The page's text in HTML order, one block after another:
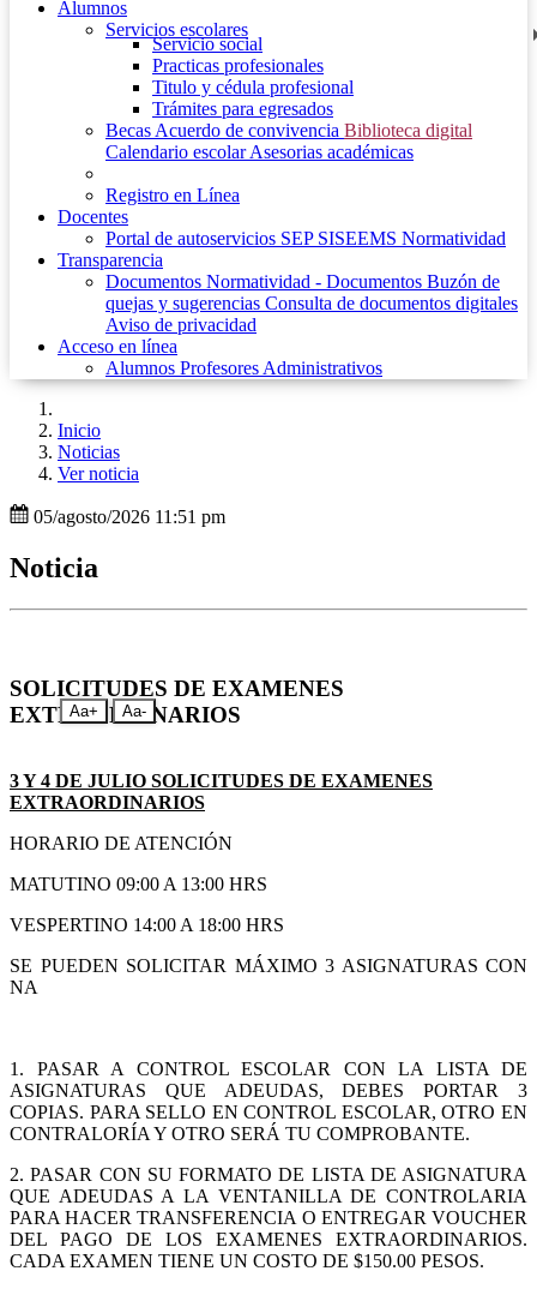
Alumnos
Servicios escolares
Servicio social
Practicas profesionales
Titulo y cédula profesional
Trámites para egresados
BecasAcuerdo de convivencia Biblioteca digital
Calendario escolarAsesorias académicas
Registro en Línea
Docentes
Portal de autoservicios SEP SISEEMS Normatividad
Transparencia
Documentos Normatividad - Documentos Buzón de
quejas y sugerencias Consulta de documentos digitales
Aviso de privacidad
Acceso en línea
Alumnos ProfesoresAdministrativos
Inicio
Noticias
Ver noticia
05/agosto/2026 11:51 pm
Noticia
Aa+ Aa-
SOLICITUDES DE EXAMENES
EXTRAORDINARIOS
3 Y 4 DE JULIO SOLICITUDES DE EXAMENES
EXTRAORDINARIOS
HORARIO DE ATENCIÓN
MATUTINO 09:00 A 13:00 HRS
VESPERTINO 14:00 A 18:00 HRS
SE PUEDEN SOLICITAR MÁXIMO 3 ASIGNATURAS CON
NA
1. PASAR A CONTROL ESCOLAR CON LA LISTA DE
ASIGNATURAS QUE ADEUDAS, DEBES PORTAR 3
COPIAS. PARA SELLO EN CONTROL ESCOLAR, OTRO EN
CONTRALORÍA Y OTRO SERÁ TU COMPROBANTE.
2. PASAR CON SU FORMATO DE LISTA DE ASIGNATURA
QUE ADEUDAS A LA VENTANILLA DE CONTROLARIA
PARA HACER TRANSFERENCIA O ENTREGAR VOUCHER
DEL PAGO DE LOS EXAMENES EXTRAORDINARIOS.
CADA EXAMEN TIENE UN COSTO DE $150.00 PESOS.